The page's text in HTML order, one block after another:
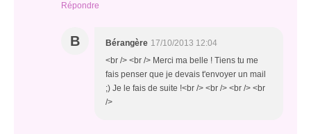
Répondre
B Bérangère 17/10/2013 12:04
<br /> <br /> Merci ma belle ! Tiens tu me
fais penser que je devais t'envoyer un mail
;) Je le fais de suite !<br /> <br /> <br /> <br
/>